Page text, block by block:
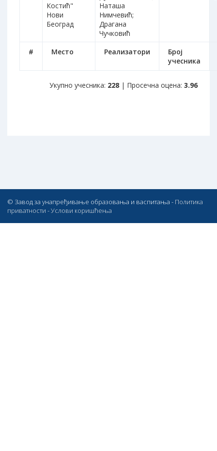
# Место Реализатори
Број
учесника
Костић"
Нови
Београд
Наташа
Нимчевић;
Драгана
Чучковић
Укупно учесника: 228 | Просечна оцена: 3.96
© Завод за унапређивање образовања и васпитања - Политика
приватности -Услови коришћења